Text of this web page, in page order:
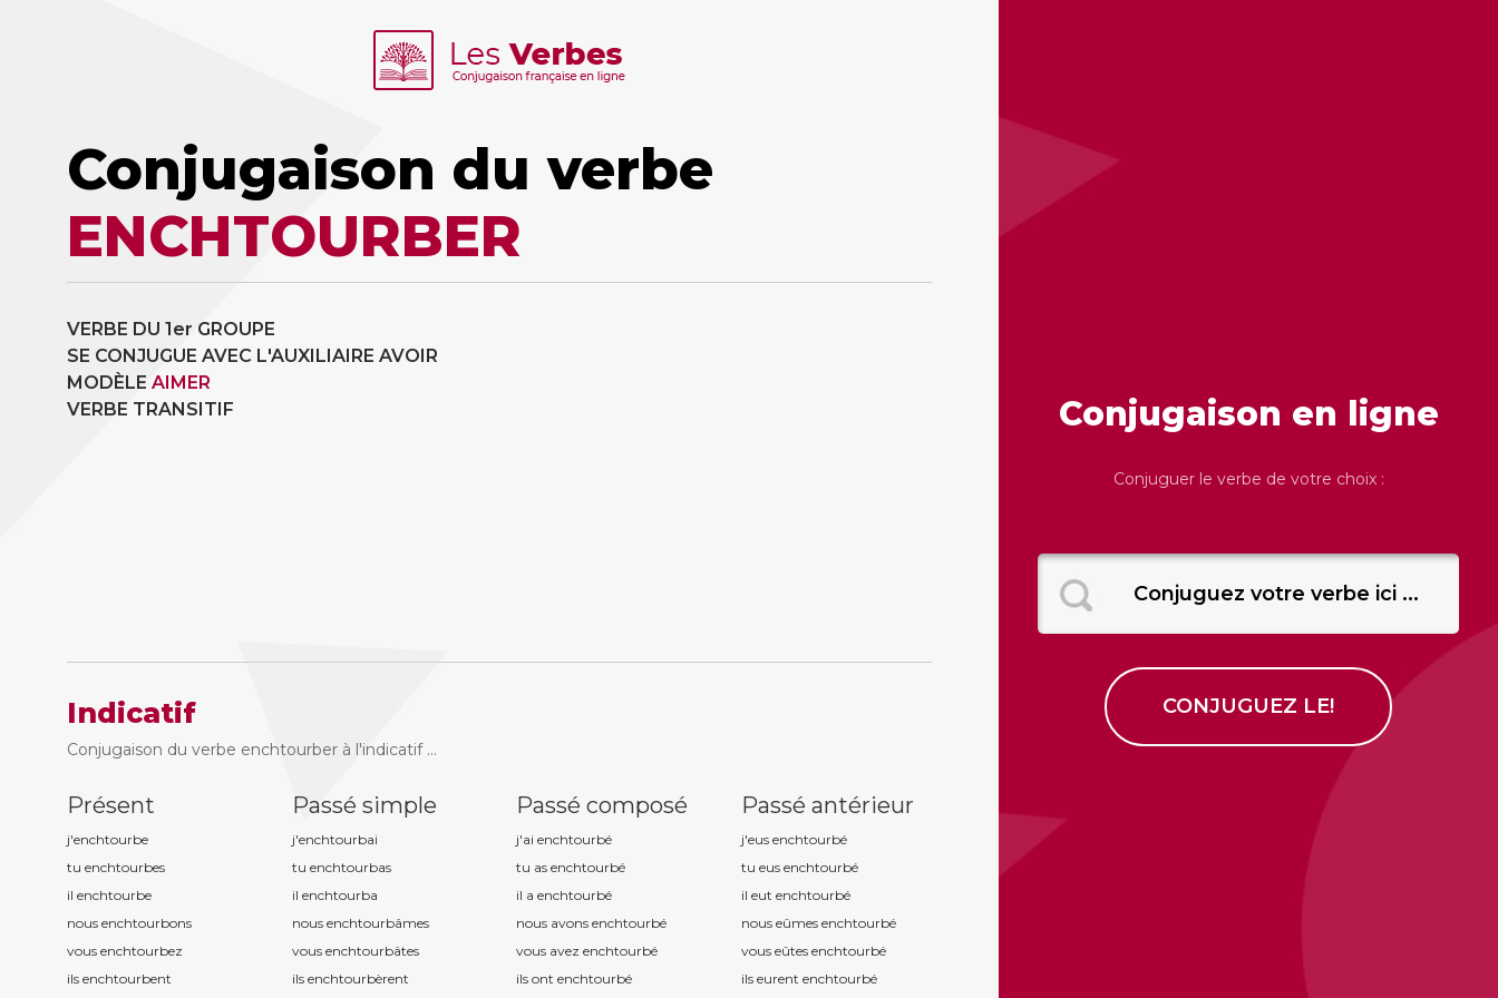
Conjugaison du verbe
ENCHTOURBER
VERBE DU 1er GROUPE
SE CONJUGUE AVEC L'AUXILIAIRE AVOIR
MODÈLE AIMER
VERBE TRANSITIF
Indicatif
Conjugaison du verbe enchtourber à l'indicatif ...
Présent
j'enchtourbe
tu enchtourbes
il enchtourbe
nous enchtourbons
vous enchtourbez
ils enchtourbent
Passé simple
j'enchtourbai
tu enchtourbas
il enchtourba
nous enchtourbâmes
vous enchtourbâtes
ils enchtourbèrent
Passé composé
j'ai enchtourbé
tu as enchtourbé
il a enchtourbé
nous avons enchtourbé
vous avez enchtourbé
ils ont enchtourbé
Passé antérieur
j'eus enchtourbé
tu eus enchtourbé
il eut enchtourbé
nous eûmes enchtourbé
vous eûtes enchtourbé
ils eurent enchtourbé
Conjugaison en ligne
Conjuguer le verbe de votre choix :